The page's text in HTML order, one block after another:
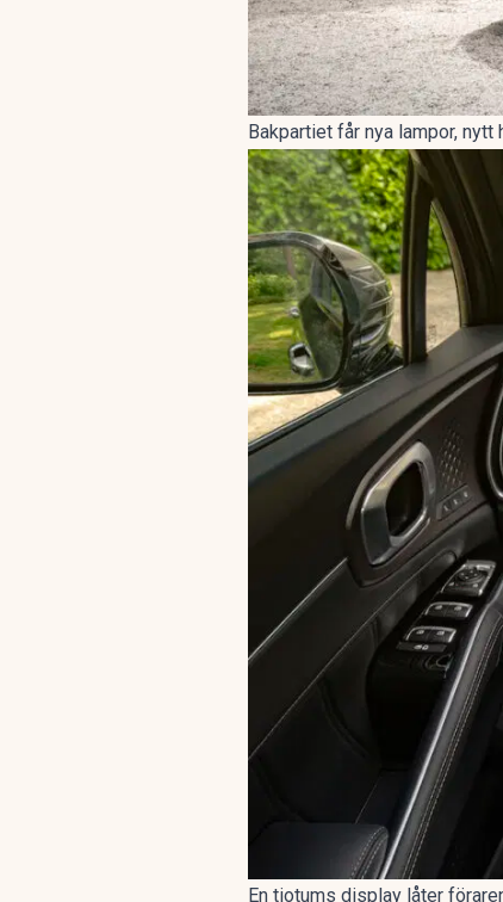
Bakpartiet får nya lampor,
En tiotums display låter